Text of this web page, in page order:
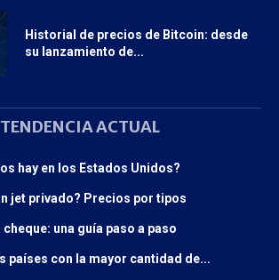
Historial de precios de Bitcoin: desde
su lanzamiento de...
TENDENCIA ACTUAL
hay en los Estados Unidos?
jet privado? Precios por tipos
una guía paso a paso
países con la mayor cantidad de...